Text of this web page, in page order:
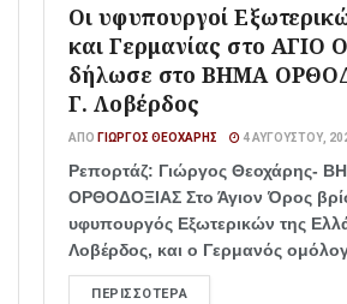
Οι υφυπουργοί
και Γερμανίας στο ΑΓΙΟ
δήλωσε στο ΒΗΜΑ
Γ. Λοβέρδος
ΑΠΌ ΓΙΏΡΓΟΣ ΘΕΟΧΆΡΗΣ 4 ΑΥΓΟΎΣΤΟΥ,
Ρεπορτάζ: Γιώργος Θεοχάρης-
ΟΡΘΟΔΟΞΙΑΣ Στο Άγιον Όρος
υφυπουργός Εξωτερικών της
Λοβέρδος, και ο Γερμανός
ΠΕΡΙΣΣΌΤΕΡΑ